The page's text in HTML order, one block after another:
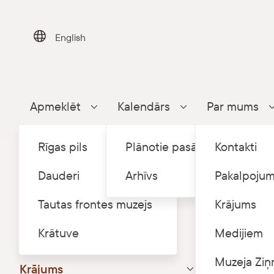
English
Apmeklēt Parādīt apakšizvēlni
Rīgas pils
Dauderi
Tautas frontes muzejs
Krātuve
Kalendārs Parādīt apakšizvēlni
Plānotie pasākumi
Arhīvs
Par mums
Kontakti
Krājums
Medijiem
Muzeja
Krātuve
Krājums